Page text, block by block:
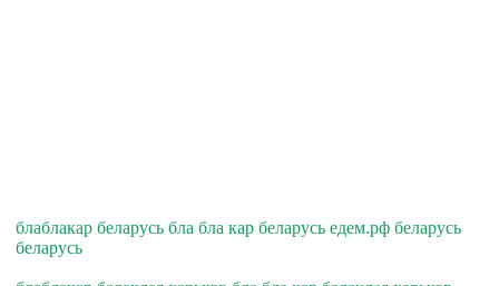
блаблакар беларусь бла бла кар беларусь едем.рф беларусь
беларусь